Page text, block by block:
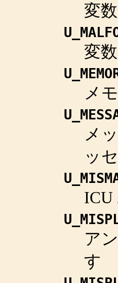
変
変
メ
メ
ッ
ICU
ア
す